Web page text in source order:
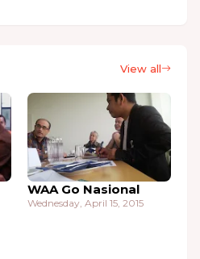
View all
WAA Go Nasional
Wednesday, April 15, 2015